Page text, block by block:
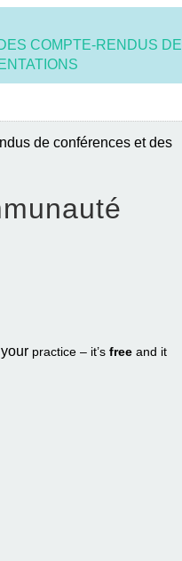
COMPTE-RENDUS DE
de conférences et des
practice – it’s free and it